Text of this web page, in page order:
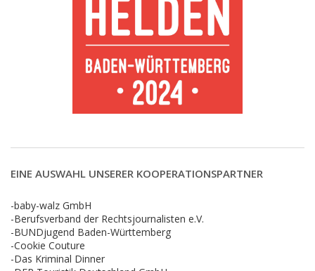
EINE AUSWAHL UNSERER KOOPERATIONSPARTNER
-baby-walz GmbH
-Berufsverband der Rechtsjournalisten e.V.
-BUNDjugend Baden-Württemberg
-Cookie Couture
-Das Kriminal Dinner